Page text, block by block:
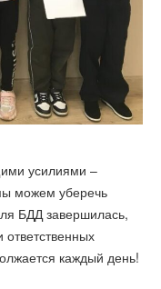
усилиями –
можем уберечь
БДД завершилась,
каждый день!